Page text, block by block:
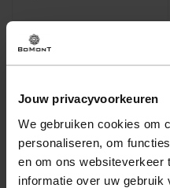
Jouw privacyvoorkeuren
We gebruiken cookies om
personaliseren, om
en om ons websiteverkeer
informatie over uw gebruik